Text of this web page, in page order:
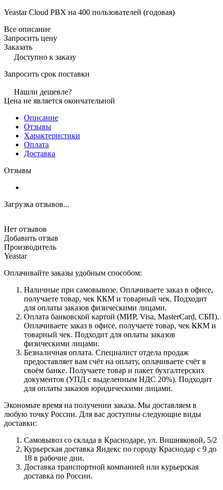
Yeastar Cloud PBX на 400 пользователей (годовая)
Все описание
Запросить цену
Заказать
Доступно к заказу
Запросить срок поставки
Нашли дешевле?
Цена не является окончательной
Описание
Отзывы
Характеристики
Оплата
Доставка
Отзывы
Загрузка отзывов...
Нет отзывов
Добавить отзыв
Производитель
Yeastar
Оплачивайте заказы удобным способом:
Наличные при самовывозе. Оплачиваете заказ в офисе,
получаете товар, чек ККМ и товарный чек. Подходит
для оплаты заказов физическими лицами.
Оплата банковской картой (МИР, Visa, MasterCard, СБП).
Оплачиваете заказ в офисе, получаете товар, чек ККМ и
товарный чек. Подходит для оплаты заказов
физическими лицами.
Безналичная оплата. Специалист отдела продаж
предоставляет вам счёт на оплату, оплачиваете счёт в
своём банке. Получаете товар и пакет бухгалтерских
документов (УПД с выделенным НДС 20%). Подходит
для оплаты заказов юридическими лицами.
Экономьте время на получении заказа. Мы доставляем в
любую точку России. Для вас доступны следующие виды
доставки:
Самовывоз со склада в Краснодаре, ул. Вишняковой, 5/2
Курьерская доставка Яндекс по городу Краснодар с 9 до
18 в рабочие дни.
Доставка транспортной компанией или курьерская
доставка по России.